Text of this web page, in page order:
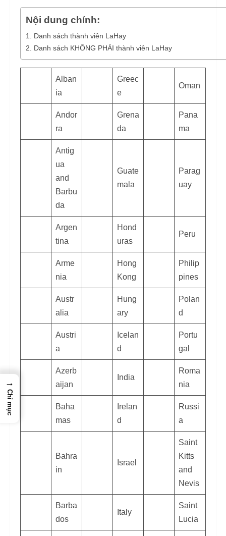
Nội dung chính:
1. Danh sách thành viên LaHay
2. Danh sách KHÔNG PHẢI thành viên LaHay
Alban
ia
Greec
e
Oman
Andor
ra
Grena
da
Pana
ma
Antig
ua
and
Barbu
da
Guate
mala
Parag
uay
Argen
tina
Hond
uras
Peru
Arme
nia
Hong
Kong
Philip
pines
Austr
alia
Hung
ary
Polan
d
Austri
a
Icelan
d
Portu
gal
Azerb
aijan
India
Roma
nia
Baha
mas
Irelan
d
Russi
a
Bahra
in
Israel
Saint
Kitts
and
Nevis
Barba
dos
Italy
Saint
Lucia
→
Chỉ mục